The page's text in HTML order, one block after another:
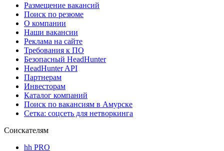
Размещение вакансий
Поиск по резюме
О компании
Наши вакансии
Реклама на сайте
Требования к ПО
Безопасный HeadHunter
HeadHunter API
Партнерам
Инвесторам
Каталог компаний
Поиск по вакансиям в Амурске
Сетка: соцсеть для нетворкинга
Соискателям
hh PRO